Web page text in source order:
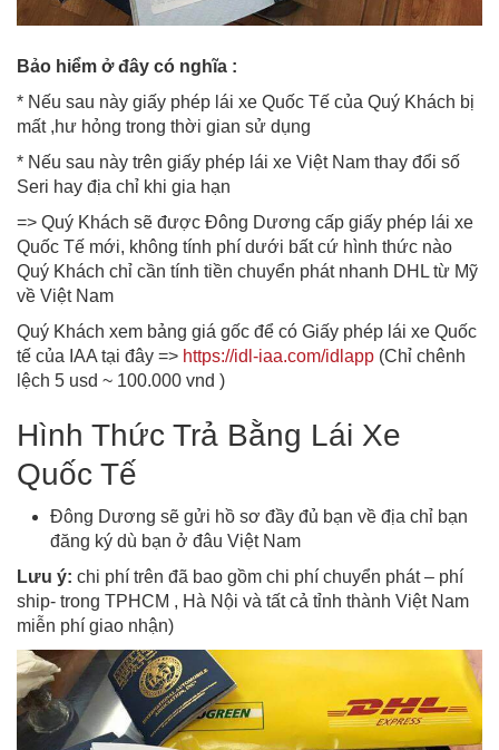
Bảo hiểm ở đây có nghĩa :
* Nếu sau này giấy phép lái xe Quốc Tế của Quý Khách bị
mất ,hư hỏng trong thời gian sử dụng
* Nếu sau này trên giấy phép lái xe Việt Nam thay đổi số
Seri hay địa chỉ khi gia hạn
=> Quý Khách sẽ được Đông Dương cấp giấy phép lái xe
Quốc Tế mới, không tính phí dưới bất cứ hình thức nào
Quý Khách chỉ cần tính tiền chuyển phát nhanh DHL từ Mỹ
về Việt Nam
Quý Khách xem bảng giá gốc để có Giấy phép lái xe Quốc
tế của IAA tại đây => https://idl-iaa.com/idlapp (Chỉ chênh
lệch 5 usd ~ 100.000 vnd )
Hình Thức Trả Bằng Lái Xe
Quốc Tế
Đông Dương sẽ gửi hồ sơ đầy đủ bạn về địa chỉ bạn
đăng ký dù bạn ở đâu Việt Nam
Lưu ý: chi phí trên đã bao gồm chi phí chuyển phát – phí
ship- trong TPHCM , Hà Nội và tất cả tỉnh thành Việt Nam
miễn phí giao nhận)